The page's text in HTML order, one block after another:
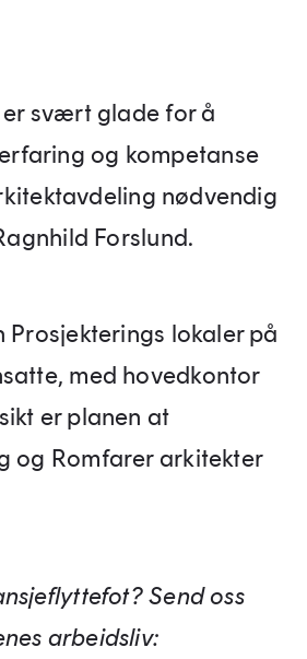
svært glade for å
og kompetanse
nødvendig
Forslund.
lokaler på
med hovedkontor
er planen at
og Romfarer arkitekter
Send oss
arbeidsliv: